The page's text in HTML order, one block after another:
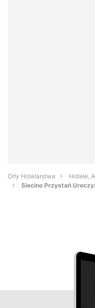
Orły Hotelarstwa
Hotele,
Siecino Przystań